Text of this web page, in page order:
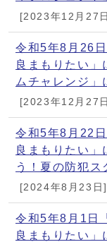
[2023年12月27
令和5年8月26
良まもりたい」
ムチャレンジ」
[2023年12月27
令和5年8月22
良まもりたい」
う！夏の防犯ス
[2024年8月23日]
令和5年8月1日
良まもりたい」